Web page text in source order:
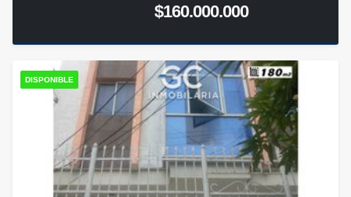
$160.000.000
DISPONIBLE